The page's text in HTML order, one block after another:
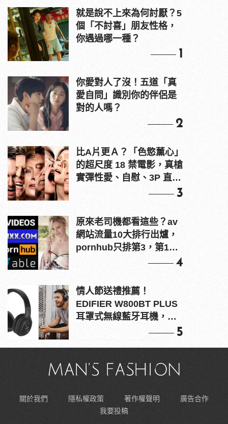
就是說不上來為何討厭？5
個「不討喜」朋友性格，
你遇過哪一種？
1
你愛對人了沒！五道「真
愛自問」識別你的伴侶是
對的人嗎？
2
比A片更Ａ？「色慾薰心」
的超尺度 18 禁電影，真槍
實彈性愛、自慰、3P 直接
3
原來老司機都看這些？av
網站流量10大排行出爐，
pornhub只排第3，第1名
4
情人節送禮推薦！
EDIFIER W800BT PLUS
耳罩式無線藍牙耳機，在
5
關於我們 隱私權政策 著作權聲明
廣告合作
我要投稿